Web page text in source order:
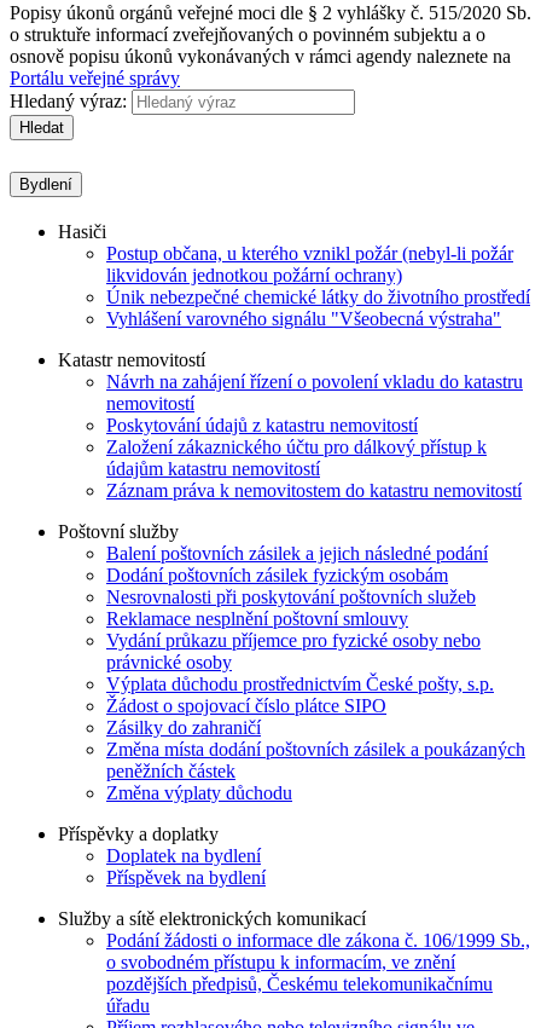
Popisy úkonů orgánů veřejné moci dle § 2 vyhlášky č. 515/2020 Sb.
o struktuře informací zveřejňovaných o povinném subjektu a o
osnově popisu úkonů vykonávaných v rámci agendy naleznete na
Portálu veřejné správy
Hledaný výraz:
Hledat
Bydlení
Hasiči
Postup občana, u kterého vznikl požár (nebyl-li požár
likvidován jednotkou požární ochrany)
Únik nebezpečné chemické látky do životního prostředí
Vyhlášení varovného signálu "Všeobecná výstraha"
Katastr nemovitostí
Návrh na zahájení řízení o povolení vkladu do katastru
nemovitostí
Poskytování údajů z katastru nemovitostí
Založení zákaznického účtu pro dálkový přístup k
údajům katastru nemovitostí
Záznam práva k nemovitostem do katastru nemovitostí
Poštovní služby
Balení poštovních zásilek a jejich následné podání
Dodání poštovních zásilek fyzickým osobám
Nesrovnalosti při poskytování poštovních služeb
Reklamace nesplnění poštovní smlouvy
Vydání průkazu příjemce pro fyzické osoby nebo
právnické osoby
Výplata důchodu prostřednictvím České pošty, s.p.
Žádost o spojovací číslo plátce SIPO
Zásilky do zahraničí
Změna místa dodání poštovních zásilek a poukázaných
peněžních částek
Změna výplaty důchodu
Příspěvky a doplatky
Doplatek na bydlení
Příspěvek na bydlení
Služby a sítě elektronických komunikací
Podání žádosti o informace dle zákona č. 106/1999 Sb.,
o svobodném přístupu k informacím, ve znění
pozdějších předpisů, Českému telekomunikačnímu
úřadu